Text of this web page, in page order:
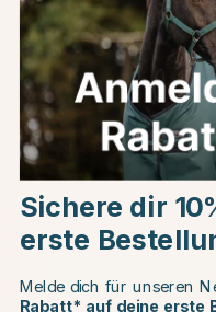
Blau
Produktinformationen
Über die Marke
Choose country
EU
Sichere dir
erste
Melde dich für unseren
Rabatt* auf deine erste